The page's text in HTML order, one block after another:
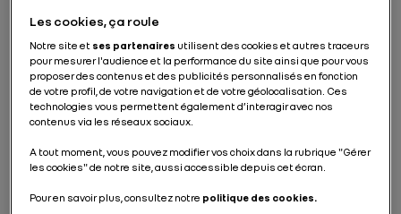
LaRefactory de Flinsregroupe dans son écosystème
desactivités industrielles d’économie circulaire liée à
la mobilité, qui créent de lavaleur économique,
environnementale et sociale
soutien de l’entitéThe Future is NEUTRAL pour
conquérir de nouveaux relais de croissance.
pour allonger leur durée de vie, rénover des pièces
Les cookies, ça roule
Notre site et ses partenaires utilisent des cookies et autres traceurs
pour mesurer l'audience et la performance du site ainsi que pour vous
proposer des contenus et des publicités personnalisés en fonction
de votre profil, de votre navigation et de votre géolocalisation. Ces
technologies vous permettent également d’interagir avec nos
contenus via les réseaux sociaux.
A tout moment, vous pouvez modifier vos choix dans la rubrique "Gérer
les cookies" de notre site, aussi accessible depuis cet écran.
Pour en savoir plus, consultez notre politique des cookies.